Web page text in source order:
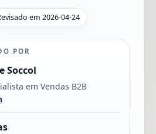
em 2026-04-24
POR
Soccol
em Vendas B2B